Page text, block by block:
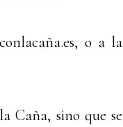
o a la
Caña, sino que se